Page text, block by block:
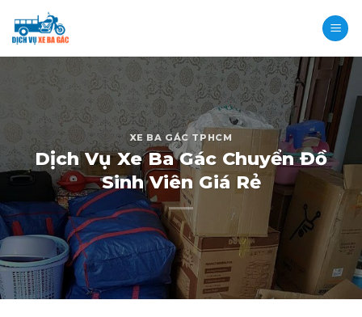
content
XE BA GÁC TPHCM
Dịch Vụ Xe Ba Gác Chuyển Đồ
Sinh Viên Giá Rẻ